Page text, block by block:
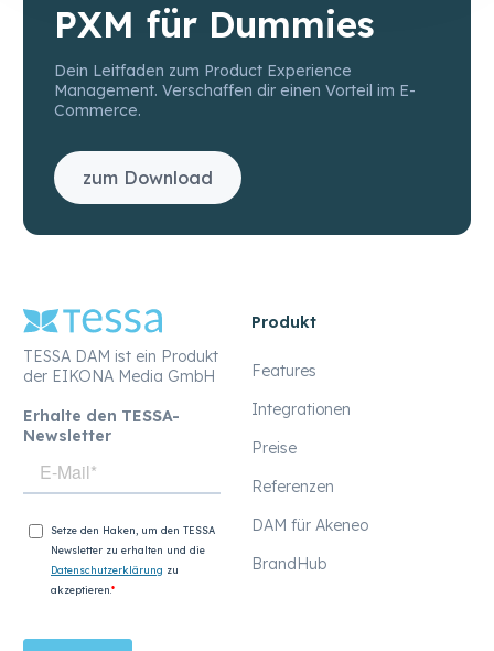
PXM für Dummies
Dein Leitfaden zum Product Experience
Management. Verschaffen dir einen Vorteil im E-
Commerce.
zum Download
TESSA DAM ist ein Produkt
der EIKONA Media GmbH
Erhalte den TESSA-
Newsletter
Produkt
Features
Integrationen
Preise
Referenzen
DAM für Akeneo
BrandHub